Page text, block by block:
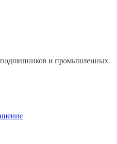
подшипников и промышленных